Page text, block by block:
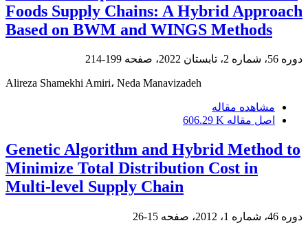
Foods Supply Chains: A Hybrid Approach
Based on BWM and WINGS Methods
دوره 56، شماره 2، تابستان 2022، صفحه 199-214
Alireza Shamekhi Amiri، Neda Manavizadeh
مشاهده مقاله
اصل مقاله 606.29 K
Genetic Algorithm and Hybrid Method to
Minimize Total Distribution Cost in
Multi-level Supply Chain
دوره 46، شماره 1، 2012، صفحه 15-26